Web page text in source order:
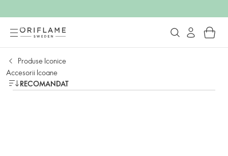
Produse Iconice
Accesorii Icoane
RECOMANDAT